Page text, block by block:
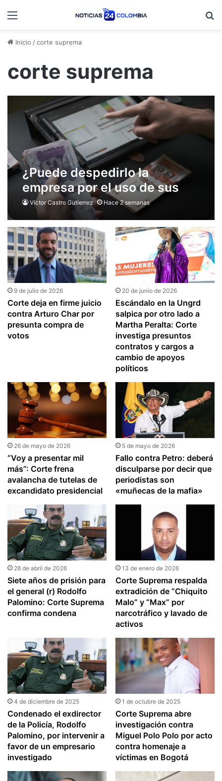
Menú
Inicio /corte suprema
corte suprema
¿Puede despedirlo la
empresa por el uso de sus
cesantías? Corte Suprema
fija una regla que cambia
estos retiros
Víctor Castro Gutierrez Hace 2 semanas
9 de julio de 2026
Corte deja en firme juicio
contra Arturo Char por
presunta compra de
votos
20 de junio de 2026
Escándalo en la Ungrd
salpica por otro lado a
Martha Peralta: Corte
investiga presuntos
contratos y cargos a
cambio de apoyos
políticos
26 de mayo de 2026
“Voy a presentar mil
más”: Corte frena
avalancha de tutelas de
excandidato presidencial
5 de mayo de 2026
Fallo contra Petro: deberá
disculparse por decir que
periodistas son
«muñecas de la mafia»
28 de abril de 2026
Siete años de prisión para
el general (r) Rodolfo
Palomino: Corte Suprema
confirma condena
13 de enero de 2026
Corte Suprema respalda
extradición de “Chiquito
Malo” y “Max” por
narcotráfico y lavado de
activos
4 de diciembre de 2025
Condenado el exdirector
de la Policía, Rodolfo
Palomino, por intervenir a
favor de un empresario
investigado
1 de octubre de 2025
Corte Suprema abre
investigación contra
Miguel Polo Polo por acto
contra homenaje a
víctimas en Bogotá